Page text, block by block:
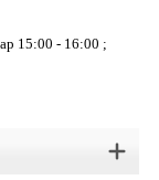
15:00 - 16:00 ;